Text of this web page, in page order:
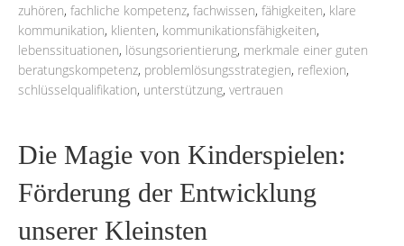
zuhören, fachliche kompetenz, fachwissen, fähigkeiten, klare
kommunikation, klienten, kommunikationsfähigkeiten,
lebenssituationen, lösungsorientierung, merkmale einer guten
beratungskompetenz, problemlösungsstrategien, reflexion,
schlüsselqualifikation, unterstützung, vertrauen
Die Magie von Kinderspielen:
Förderung der Entwicklung
unserer Kleinsten